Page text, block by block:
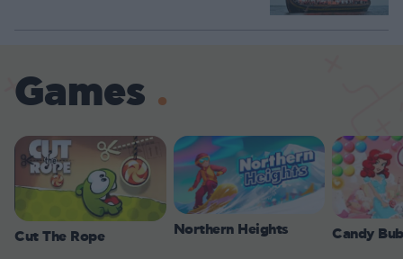
Games
Cut The Rope Northern Heights Candy